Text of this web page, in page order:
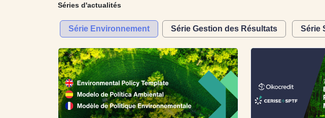
Séries d'actualités
Série Environnement Série Gestion des Résultats Série